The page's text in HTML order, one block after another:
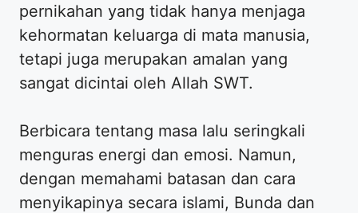
pernikahan yang tidak hanya menjaga
kehormatan keluarga di mata manusia,
tetapi juga merupakan amalan yang
sangat dicintai oleh Allah SWT.
​Berbicara tentang masa lalu seringkali
menguras energi dan emosi. Namun,
dengan memahami batasan dan cara
menyikapinya secara islami, Bunda dan